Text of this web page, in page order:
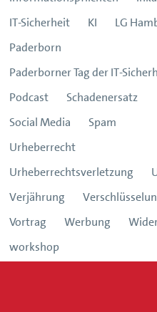
IT-Sicherheit
KI
LG
Paderborn
Paderborner Tag der IT-
Podcast
Schadenersatz
Social Media
Spam
Urheberrecht
Urheberrechtsverletzung
Verjährung
Vortrag
Werbung
workshop